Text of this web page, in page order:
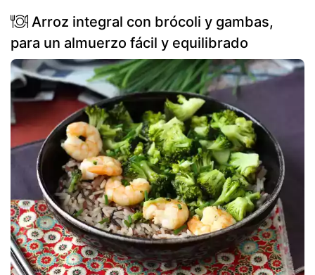
Arroz integral con brócoli y gambas,
para un almuerzo fácil y equilibrado